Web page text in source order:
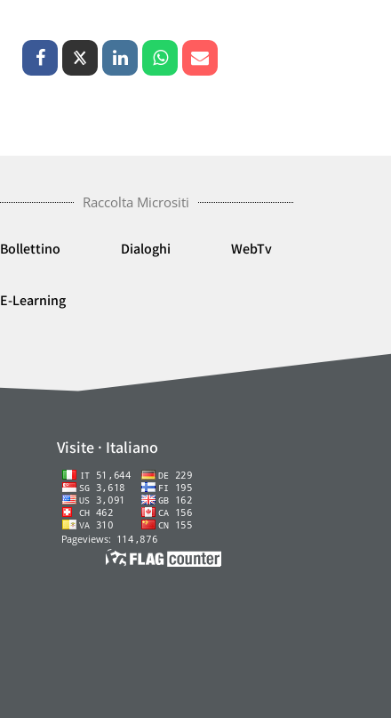
Raccolta Micrositi
Bollettino Dialoghi WebTv
E-Learning
Visite · Italiano